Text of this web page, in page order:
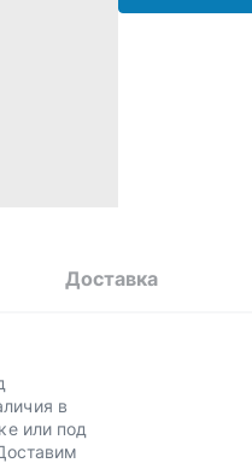
Доставка
в
или под